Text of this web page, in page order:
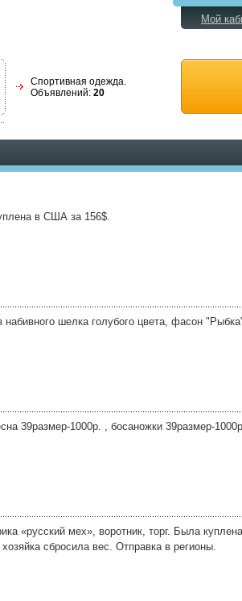
Спортивная одежда.
Объявлений: 20
Мой
в США за 156$.
набивного шелка голубого цвета, фасон
39размер-1000р. , босаножки 39размер-
«русский мех», воротник, торг. Была
сбросила вес. Отправка в регионы.